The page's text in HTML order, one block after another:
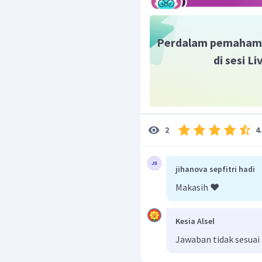
M, memakai
menghindari
interaksi.
Dengan tetap
terhindar dari Covid-19
Perdalam
di sesi
2
jihanova sepfitri hadi
Makasih ❤️
Kesia Alsel
Jawaban tidak sesuai